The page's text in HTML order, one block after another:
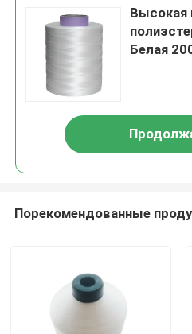
Высокая
Белая
Порекомендованные